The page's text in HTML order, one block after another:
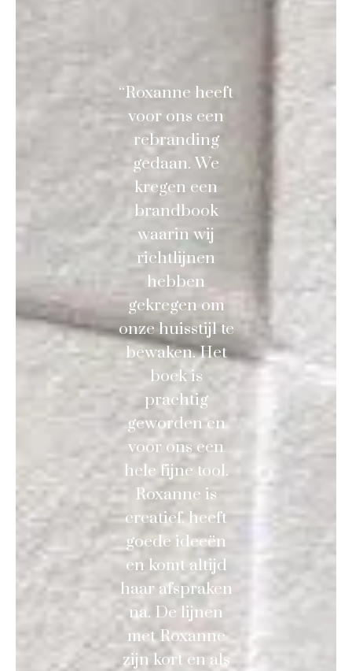
“Roxanne heeft
voor ons een
rebranding
gedaan. We
kregen een
brandbook
waarin wij
richtlijnen
hebben
gekregen om
onze huisstijl te
bewaken. Het
boek is
prachtig
geworden en
voor ons een
hele fijne tool.
Roxanne is
creatief, heeft
goede ideeën
en komt altijd
haar afspraken
na. De lijnen
met Roxanne
zijn kort en als